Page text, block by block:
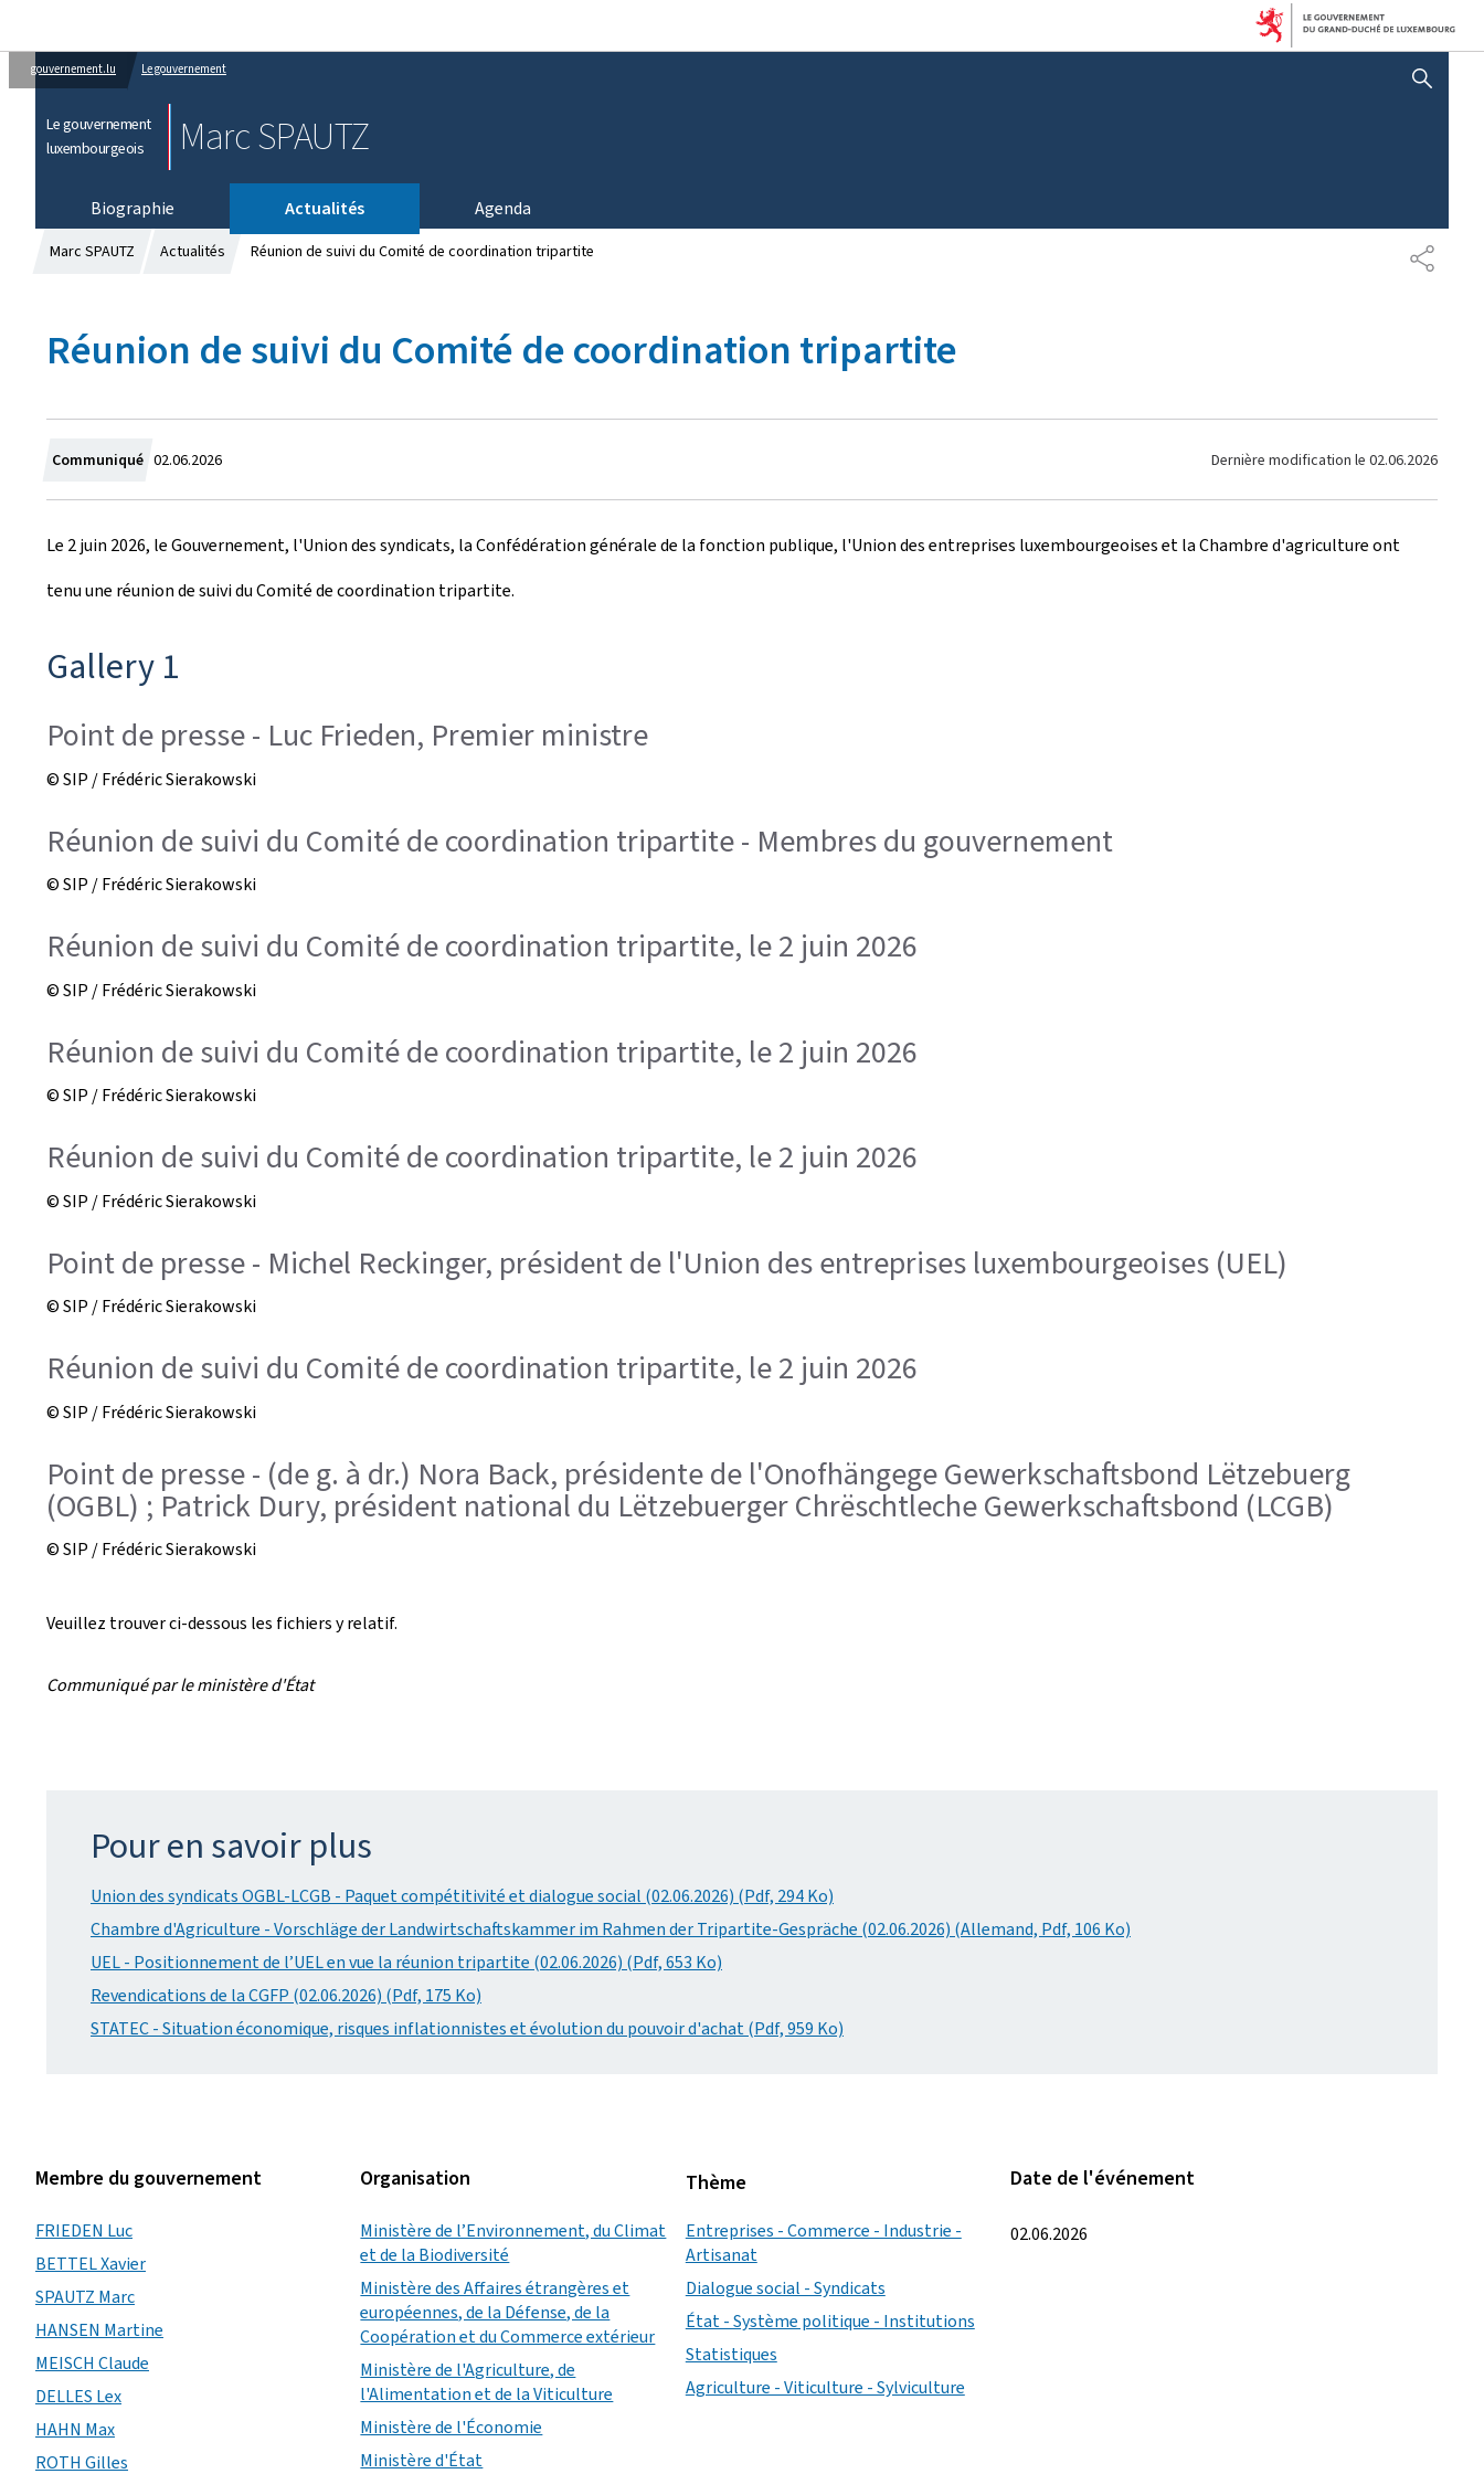
gouvernement.lu Le gouvernement
Le gouvernement
luxembourgeois
Marc SPAUTZ
AFFICHER / MASQUER LA RECHERCHE
Biographie Actualités Agenda
P
A
Marc SPAUTZ Actualités Réunion de suivi du Comité de coordination tripartite
Réunion de suivi du Comité de coordination tripartite
Communiqué C
r
é
e
02.06.2026 Dernière modification le 02.06.2026
Le 2 juin 2026, le Gouvernement, l'Union des syndicats, la Confédération générale de la fonction publique, l'Union des entreprises luxembourgeoises et la Chambre d'agriculture ont
tenu une réunion de suivi du Comité de coordination tripartite.
Gallery 1
Point de presse - Luc Frieden, Premier ministre
© SIP / Frédéric Sierakowski
Réunion de suivi du Comité de coordination tripartite - Membres du gouvernement
© SIP / Frédéric Sierakowski
Réunion de suivi du Comité de coordination tripartite, le 2 juin 2026
© SIP / Frédéric Sierakowski
Réunion de suivi du Comité de coordination tripartite, le 2 juin 2026
© SIP / Frédéric Sierakowski
Réunion de suivi du Comité de coordination tripartite, le 2 juin 2026
© SIP / Frédéric Sierakowski
Point de presse - Michel Reckinger, président de l'Union des entreprises luxembourgeoises (UEL)
© SIP / Frédéric Sierakowski
Réunion de suivi du Comité de coordination tripartite, le 2 juin 2026
© SIP / Frédéric Sierakowski
Point de presse - (de g. à dr.) Nora Back, présidente de l'Onofhängege Gewerkschaftsbond Lëtzebuerg
(OGBL) ; Patrick Dury, président national du Lëtzebuerger Chrëschtleche Gewerkschaftsbond (LCGB)
© SIP / Frédéric Sierakowski
Veuillez trouver ci-dessous les fichiers y relatif.
Communiqué par le ministère d'État
Pour en savoir plus
Union des syndicats OGBL-LCGB - Paquet compétitivité et dialogue social (02.06.2026) (Pdf, 294 Ko)
Chambre d'Agriculture - Vorschläge der Landwirtschaftskammer im Rahmen der Tripartite-Gespräche (02.06.2026) (Allemand, Pdf, 106 Ko)
UEL - Positionnement de l’UEL en vue la réunion tripartite (02.06.2026) (Pdf, 653 Ko)
Revendications de la CGFP (02.06.2026) (Pdf, 175 Ko)
STATEC - Situation économique, risques inflationnistes et évolution du pouvoir d'achat (Pdf, 959 Ko)
Membre du gouvernement
FRIEDEN Luc
BETTEL Xavier
SPAUTZ Marc
HANSEN Martine
MEISCH Claude
DELLES Lex
HAHN Max
ROTH Gilles
Organisation
Ministère de l’Environnement, du Climat
et de la Biodiversité
Ministère des Affaires étrangères et
européennes, de la Défense, de la
Coopération et du Commerce extérieur
Ministère de l'Agriculture, de
l'Alimentation et de la Viticulture
Ministère de l'Économie
Ministère d'État
Thème
Entreprises - Commerce - Industrie -
Artisanat
Dialogue social - Syndicats
État - Système politique - Institutions
Statistiques
Agriculture - Viticulture - Sylviculture
Date de l'événement
02.06.2026